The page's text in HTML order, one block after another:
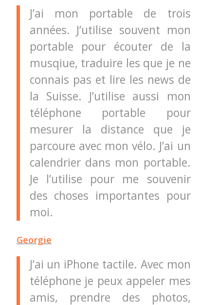
J’ai mon portable de trois
années. J’utilise souvent mon
portable pour écouter de la
musqiue, traduire les que je ne
connais pas et lire les news de
la Suisse. J’utilise aussi mon
téléphone portable pour
mesurer la distance que je
parcoure avec mon vélo. J’ai un
calendrier dans mon portable.
Je l’utilise pour me souvenir
des choses importantes pour
moi.
Georgie
J’ai un iPhone tactile. Avec mon
téléphone je peux appeler mes
amis, prendre des photos,